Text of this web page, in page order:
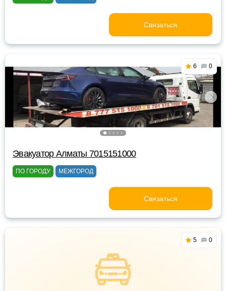
Связаться
6 0
Эвакуатор Алматы 7015151000
ПО ГОРОДУ МЕЖГОРОД
Связаться
5 0